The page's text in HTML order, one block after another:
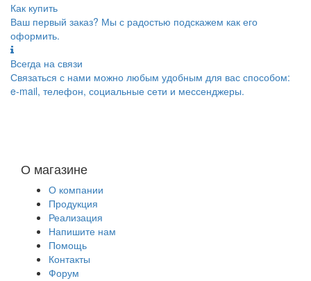
Как купить
Ваш первый заказ? Мы с радостью подскажем как его
оформить.
Всегда на связи
Связаться с нами можно любым удобным для вас способом:
e-mail, телефон, социальные сети и мессенджеры.
О магазине
О компании
Продукция
Реализация
Напишите нам
Помощь
Контакты
Форум